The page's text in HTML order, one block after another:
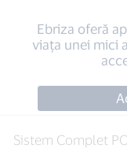
Ebriza oferă
viața unei mici
Sistem Complet